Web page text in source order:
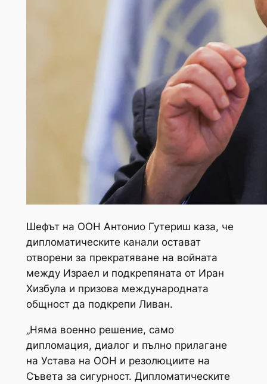
Шефът на ООН Антонио Гутериш каза, че
дипломатическите канали остават
отворени за прекратяване на войната
между Израел и подкрепяната от Иран
Хизбула и призова международната
общност да подкрепи Ливан.
„Няма военно решение, само
дипломация, диалог и пълно прилагане
на Устава на ООН и резолюциите на
Съвета за сигурност. Дипломатическите